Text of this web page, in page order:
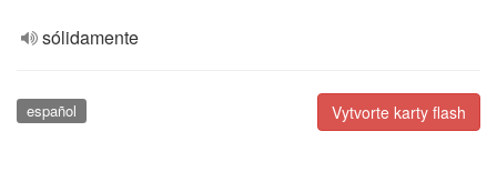
sólidamente
Vytvorte karty flash
español